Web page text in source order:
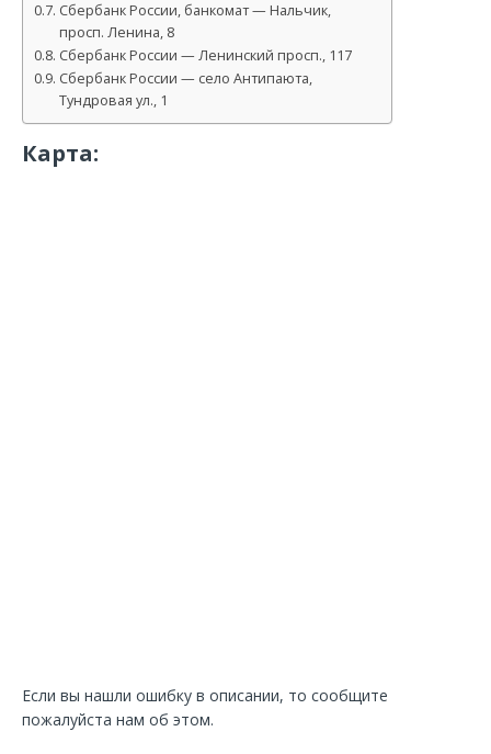
Сбербанк России, банкомат — Нальчик,
просп. Ленина, 8
Сбербанк России — Ленинский просп., 117
Сбербанк России — село Антипаюта,
Тундровая ул., 1
Карта:
Если вы нашли ошибку в описании, то сообщите
пожалуйста нам об этом.